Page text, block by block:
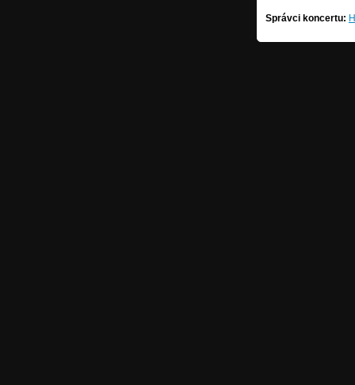
Správci koncertu: